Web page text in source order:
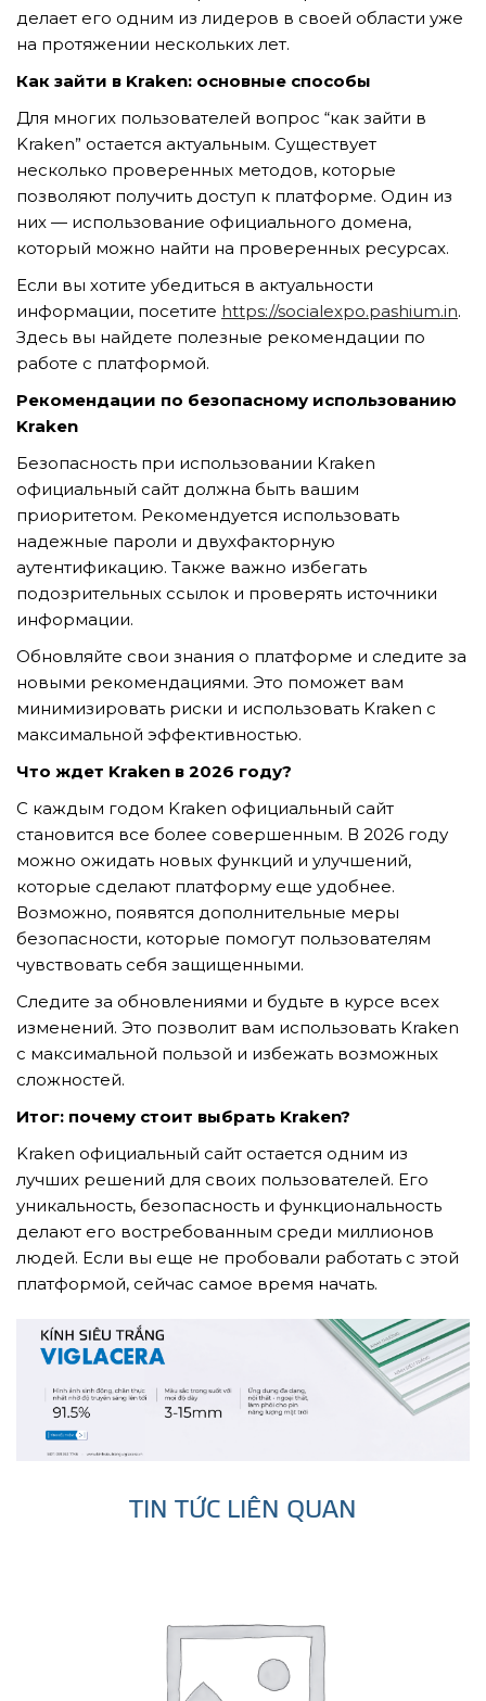
GỬI YÊU CẦU
делает его одним из лидеров в своей области уже
на протяжении нескольких лет.
Как зайти в Kraken: основные способы
Для многих пользователей вопрос “как зайти в
Kraken” остается актуальным. Существует
несколько проверенных методов, которые
позволяют получить доступ к платформе. Один из
них — использование официального домена,
который можно найти на проверенных ресурсах.
Если вы хотите убедиться в актуальности
информации, посетите https://socialexpo.pashium.in.
Здесь вы найдете полезные рекомендации по
работе с платформой.
Рекомендации по безопасному использованию
Kraken
Безопасность при использовании Kraken
официальный сайт должна быть вашим
приоритетом. Рекомендуется использовать
надежные пароли и двухфакторную
аутентификацию. Также важно избегать
подозрительных ссылок и проверять источники
информации.
Обновляйте свои знания о платформе и следите за
новыми рекомендациями. Это поможет вам
минимизировать риски и использовать Kraken с
максимальной эффективностью.
Что ждет Kraken в 2026 году?
С каждым годом Kraken официальный сайт
становится все более совершенным. В 2026 году
можно ожидать новых функций и улучшений,
которые сделают платформу еще удобнее.
Возможно, появятся дополнительные меры
безопасности, которые помогут пользователям
чувствовать себя защищенными.
Следите за обновлениями и будьте в курсе всех
изменений. Это позволит вам использовать Kraken
с максимальной пользой и избежать возможных
сложностей.
Итог: почему стоит выбрать Kraken?
Kraken официальный сайт остается одним из
лучших решений для своих пользователей. Его
уникальность, безопасность и функциональность
делают его востребованным среди миллионов
людей. Если вы еще не пробовали работать с этой
платформой, сейчас самое время начать.
TIN TỨC LIÊN QUAN